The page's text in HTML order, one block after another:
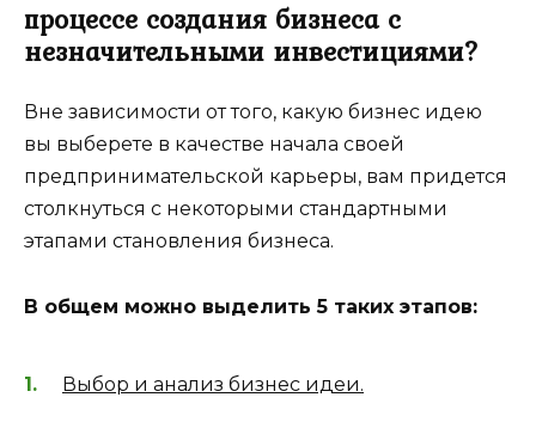
процессе создания бизнеса с
незначительными инвестициями?
Вне зависимости от того, какую бизнес идею
вы выберете в качестве начала своей
предпринимательской карьеры, вам придется
столкнуться с некоторыми стандартными
этапами становления бизнеса.
В общем можно выделить 5 таких этапов:
Выбор и анализ бизнес идеи.